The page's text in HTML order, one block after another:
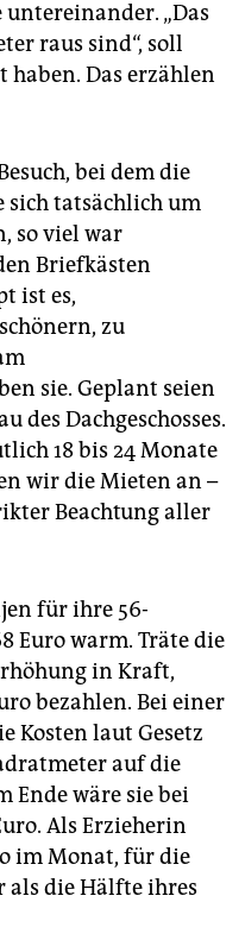
„Das
raus sind“, soll
haben. Das erzählen
bei dem die
sich tatsächlich um
so viel war
Briefkästen
ist es,
zu
sie. Geplant seien
des Dachgeschosses.
18 bis 24 Monate
wir die Mieten an –
Beachtung aller
für ihre 56-
Euro warm. Träte die
in Kraft,
bezahlen. Bei einer
Kosten laut Gesetz
auf die
Ende wäre sie bei
Als Erzieherin
im Monat, für die
als die Hälfte ihres